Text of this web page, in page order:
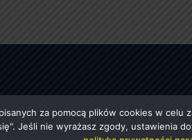
za pomocą plików cookies w
Jeśli nie wyrażasz zgody, ustawienia